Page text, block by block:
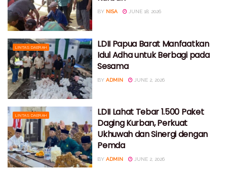
BY NISA JUNE 18, 2026
LINTAS DAERAH
LDII Papua Barat Manfaatkan
Idul Adha untuk Berbagi pada
Sesama
BY ADMIN JUNE 2, 2026
LINTAS DAERAH
LDII Lahat Tebar 1.500 Paket
Daging Kurban, Perkuat
Ukhuwah dan Sinergi dengan
Pemda
BY ADMIN JUNE 2, 2026